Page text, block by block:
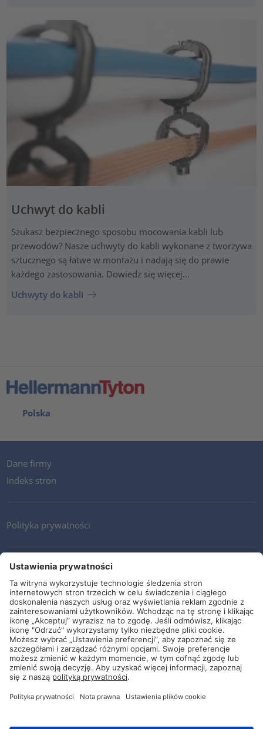
Uchwyt do kabli
Szukasz bezpiecznego sposobu mocowania kabli lub
przewodów? Nasze uchwyty do kabli wykonane z tworzywa
sztucznego są łatwe w montażu i nadają się do prawie
każdego zastosowania. Dowiedz się więcej...
Uchwyty do kabli
Polska
Dane firmy
Indeks stron
Polityka prywatności
Kontakt
Newsletter
Ogólne warunki i dostawy
Wytyczne i zobowiązania
Media społecznościowe